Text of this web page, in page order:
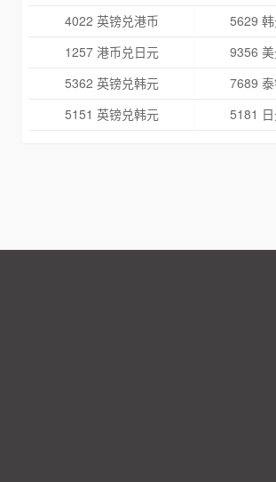
4022 英镑兑港币
5629
1257 港币兑日元
9356
5362 英镑兑韩元
7689
5151 英镑兑韩元
5181